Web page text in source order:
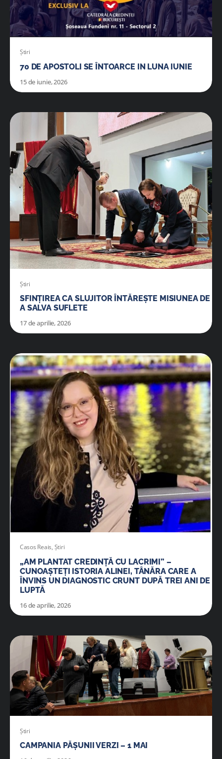
Știri
70 DE APOSTOLI SE ÎNTOARCE IN LUNA IUNIE
15 de iunie, 2026
Știri
SFINȚIREA CA SLUJITOR ÎNTĂREȘTE MISIUNEA DE
A SALVA SUFLETE
17 de aprilie, 2026
Casos Reais, Știri
„AM PLANTAT CREDINȚĂ CU LACRIMI” –
CUNOAȘTEȚI ISTORIA ALINEI, TÂNĂRA CARE A
ÎNVINS UN DIAGNOSTIC CRUNT DUPĂ TREI ANI DE
LUPTĂ
16 de aprilie, 2026
Știri
CAMPANIA PĂȘUNII VERZI – 1 MAI